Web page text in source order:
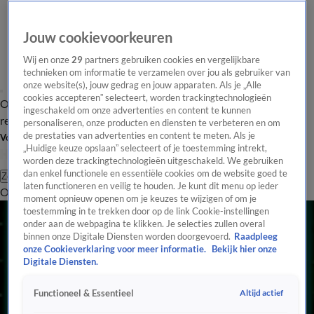
Overzicht Laatste nieuws Regionieuws Het beste van Hart
Tip de
redactie
Volg Hart van Nederland
Zoeken
OverzichtRegioUitzendingenWeerTip de redactiePanelVideo's
Jouw cookievoorkeuren
Wij en onze29 partners gebruiken cookies en vergelijkbare
technieken om informatie te verzamelen over jou als gebruiker van
onze website(s), jouw gedrag en jouw apparaten. Als je „Alle
cookies accepteren” selecteert, worden trackingtechnologieën
ingeschakeld om onze advertenties en content te kunnen
personaliseren, onze producten en diensten te verbeteren en om
de prestaties van advertenties en content te meten. Als je
„Huidige keuze opslaan” selecteert of je toestemming intrekt,
worden deze trackingtechnologieën uitgeschakeld. We gebruiken
dan enkel functionele en essentiële cookies om de website goed te
laten functioneren en veilig te houden. Je kunt dit menu op ieder
moment opnieuw openen om je keuzes te wijzigen of om je
toestemming in te trekken door op de link Cookie-instellingen
onder aan de webpagina te klikken. Je selecties zullen overal
binnen onze Digitale Diensten worden doorgevoerd. Raadpleeg
onze Cookieverklaring voor meer informatie.
Bekijk hier onze
Digitale Diensten.
Functioneel & Essentieel Altijd actief